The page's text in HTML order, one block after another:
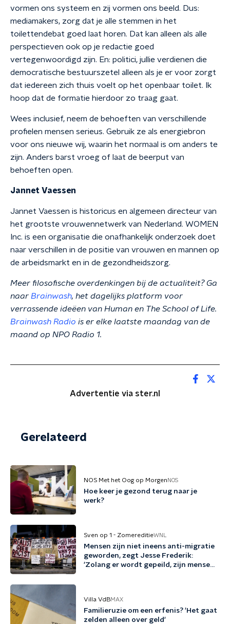
vormen ons systeem en zij vormen ons beeld. Dus:
mediamakers, zorg dat je alle stemmen in het
toilettendebat goed laat horen. Dat kan alleen als alle
perspectieven ook op je redactie goed
vertegenwoordigd zijn. En: politici, jullie verdienen die
democratische bestuurszetel alleen als je er voor zorgt
dat iedereen zich thuis voelt op het openbaar toilet. Ik
hoop dat de formatie hierdoor zo traag gaat.
Wees inclusief, neem de behoeften van verschillende
profielen mensen serieus. Gebruik ze als energiebron
voor ons nieuwe wij, waarin het normaal is om anders te
zijn. Anders barst vroeg of laat de beerput van
behoeften open.
Jannet Vaessen
Jannet Vaessen is historicus en algemeen directeur van
het grootste vrouwennetwerk van Nederland. WOMEN
Inc. is een organisatie die onafhankelijk onderzoek doet
naar verschillen in de positie van vrouwen en mannen op
de arbeidsmarkt en in de gezondheidszorg.
Meer filosofische overdenkingen bij de actualiteit? Ga
naar Brainwash, het dagelijks platform voor
verrassende ideëen van Human en The School of Life.
Brainwash Radio is er elke laatste maandag van de
maand op NPO Radio 1.
Advertentie via ster.nl
Gerelateerd
NOS Met het Oog op Morgen NOS
Hoe keer je gezond terug naar je
werk?
Sven op 1 - ZomereditieWNL
Mensen zijn niet ineens anti-migratie
geworden, zegt Jesse Frederik:
'Zolang er wordt gepeild, zijn mensen
Villa VdBMAX
Familieruzie om een erfenis? 'Het gaat
zelden alleen over geld'